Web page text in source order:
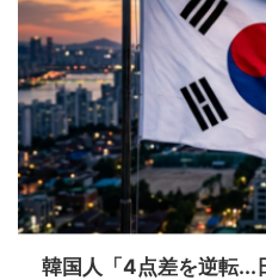
韓国人「4点差を逆転...